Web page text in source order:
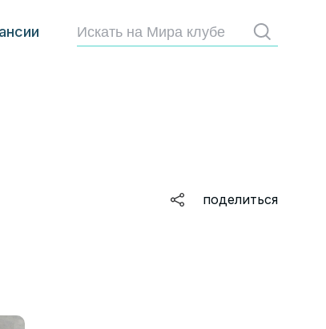
поделиться